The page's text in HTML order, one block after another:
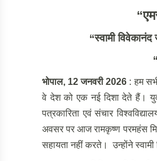
“स्वामी
भोपाल, 12 जनवरी 2026 : हम
वे देश को एक नई दिशा देते हैं।
पत्रकारिता एवं संचार
अवसर पर आज रामकृष्ण परमहंस
सहायता नहीं करते। उन्होंने